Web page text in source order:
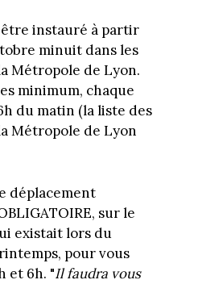
instauré à partir
minuit dans les
Métropole de Lyon.
minimum, chaque
du matin (la liste des
Métropole de Lyon
déplacement
sur le
existait lors du
pour vous
et 6h. "Il faudra vous